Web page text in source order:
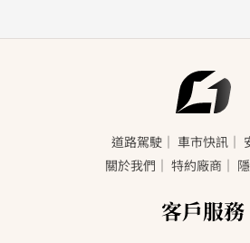
道路駕駛 ｜ 車市快訊 ｜
關於我們 ｜ 特約廠商 ｜
客戶服務